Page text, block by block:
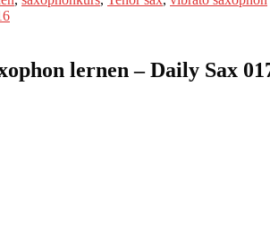
lernen – Daily Sax